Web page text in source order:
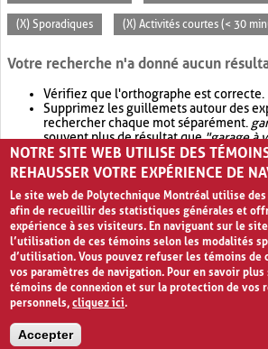
(X) Sporadiques (X) Activités courtes (< 30
Votre recherche n'a donné aucun
Vérifiez que l'orthographe est correcte.
Supprimez les guillemets autour des
rechercher chaque mot séparément.
souvent plus de résultat que"garage à
Envisagez d'élargir votre recherche
retournera souvent plus de résultat que
NOTRE SITE WEB UTILISE DES
REHAUSSER VOTRE EXPÉRIENCE DE
Le site web de Polytechnique Montréal utilise
afin de recueillir des statistiques générales et
expérience à ses visiteurs. En naviguant sur le
l’utilisation de ces témoins selon les modalités
d’utilisation. Vous pouvez refuser les témoins de
vos paramètres de navigation. Pour en savoir plus
témoins de connexion et sur la protection de vos
personnels,cliquez ici.
Accepter